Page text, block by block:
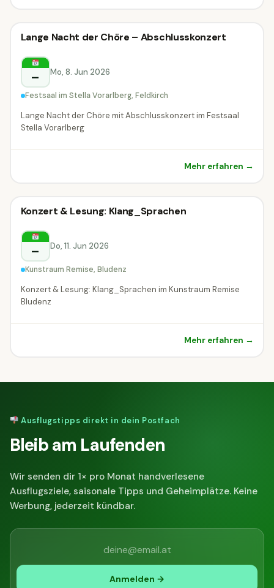
Konzert
Feldkirch
Konzert
Lange Nacht der Chöre – Abschlusskonzert
– Mo, 8. Jun 2026
Festsaal im Stella Vorarlberg, Feldkirch
Lange Nacht der Chöre mit Abschlusskonzert im Festsaal
Stella Vorarlberg
Mehr erfahren →
Konzert
Bludenz
Konzert
Konzert & Lesung: Klang_Sprachen
– Do, 11. Jun 2026
Kunstraum Remise, Bludenz
Konzert & Lesung: Klang_Sprachen im Kunstraum Remise
Bludenz
Mehr erfahren →
Ausflugstipps direkt in dein Postfach
Bleib am Laufenden
Wir senden dir 1× pro Monat handverlesene
Ausflugsziele, saisonale Tipps und Geheimplätze. Keine
Werbung, jederzeit kündbar.
Anmelden →